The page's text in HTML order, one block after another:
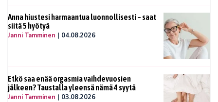
Anna hiustesi harmaantua luonnollisesti – saat
siitä 5 hyötyä
Janni Tamminen | 04.08.2026
Etkö saa enää orgasmia vaihdevuosien
jälkeen? Taustalla yleensä nämä 4 syytä
Janni Tamminen | 03.08.2026